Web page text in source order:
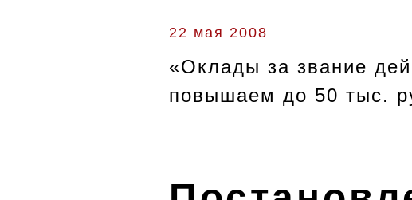
22 мая 2008
«Оклады за звание
повышаем до 50 тыс.